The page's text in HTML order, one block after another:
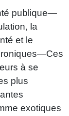
publique—
la
et le
à se
plus
exotiques